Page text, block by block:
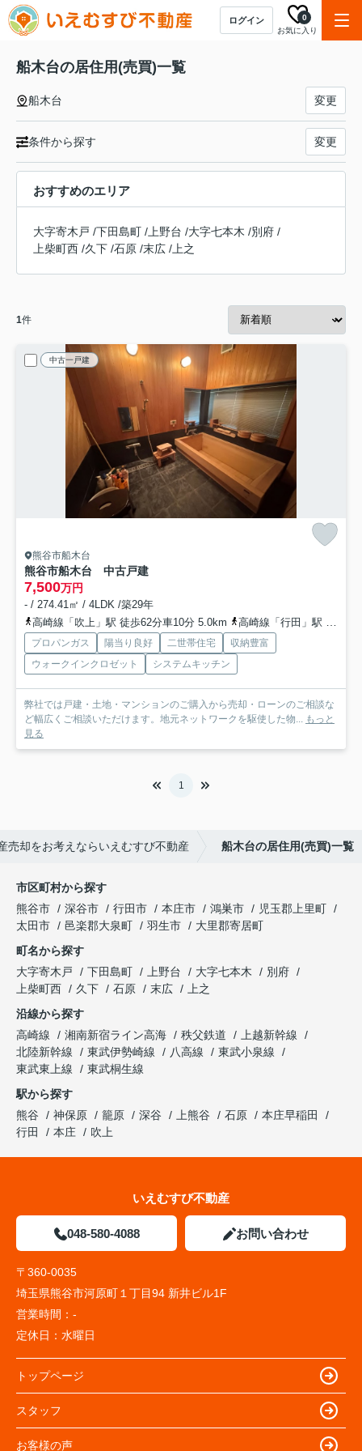
ログイン
お気に入り
0
船木台の居住用(売買)一覧
船木台 変更
条件から探す 変更
おすすめのエリア
大字寄木戸 /下田島町 / 上野台 /大字七本木 /別府 /
上柴町西 /久下 /石原 /末広 / 上之
1件
中古一戸建
熊谷市船木台
熊谷市船木台 中古戸建
7,500万円
- / 274.41㎡ / 4LDK /築29年
高崎線「吹上」駅 徒歩62分車10分 5.0km
高崎線「行田」駅 徒歩72分
プロパンガス 陽当り良好 二世帯住宅
収納豊富
ウォークインクロゼット
システムキッチン
弊社では戸建・土地・マンションのご購入から売却・ローンのご相談な
ど幅広くご相談いただけます。地元ネットワークを駆使した物... もっと
見る
1
売却をお考えならいえむすび不動産 船木台の居住用(売買)一覧
市区町村から探す
熊谷市
深谷市 行田市 本庄市 鴻巣市
児玉郡上里町
太田市
邑楽郡大泉町 羽生市
大里郡寄居町
町名から探す
大字寄木戸
下田島町 上野台 大字七本木
別府
上柴町西
久下 石原 末広
上之
沿線から探す
高崎線
湘南新宿ライン高海 秩父鉄道
上越新幹線
北陸新幹線
東武伊勢崎線 八高線
東武小泉線
東武東上線
東武桐生線
駅から探す
熊谷
神保原 籠原 深谷 上熊谷 石原
本庄早稲田
行田
本庄 吹上
いえむすび不動産
048-580-4088 お問い合わせ
〒360-0035
埼玉県熊谷市河原町１丁目94 新井ビル1F
営業時間： -
定休日： 水曜日
トップページ
スタッフ
お客様の声